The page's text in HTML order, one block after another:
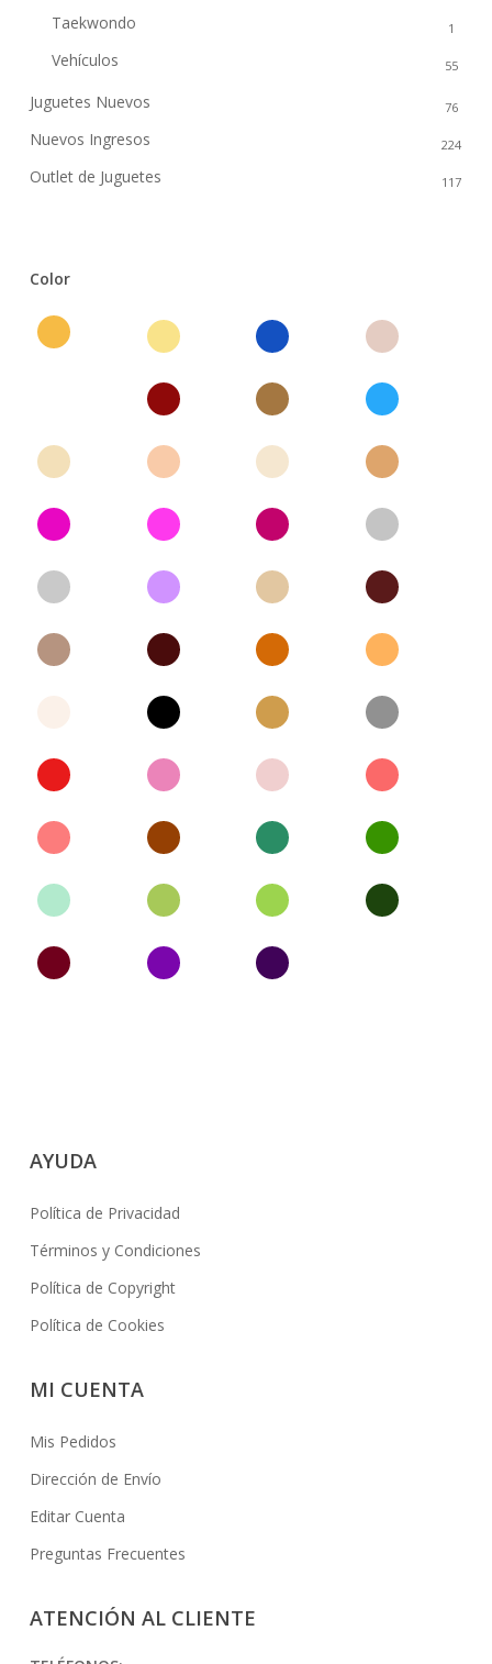
Taekwondo 1
Vehículos 55
Juguetes Nuevos 76
Nuevos Ingresos 224
Outlet de Juguetes 117
Color
AYUDA
Política de Privacidad
Términos y Condiciones
Política de Copyright
Política de Cookies
MI CUENTA
Mis Pedidos
Dirección de Envío
Editar Cuenta
Preguntas Frecuentes
ATENCIÓN AL CLIENTE